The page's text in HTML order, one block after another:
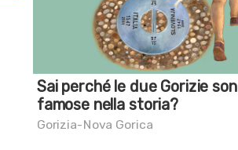
Sai perché le due Gorizie son
famose nella storia?
Gorizia-Nova Gorica